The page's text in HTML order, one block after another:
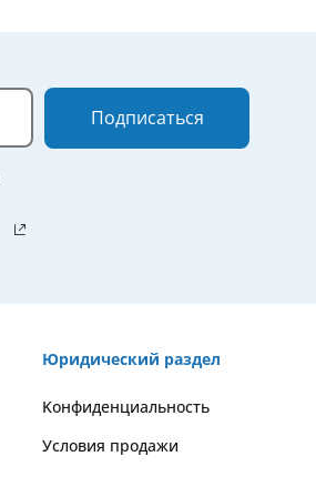
Подписаться
Юридический раздел
Kонфиденциальность
Условия продажи